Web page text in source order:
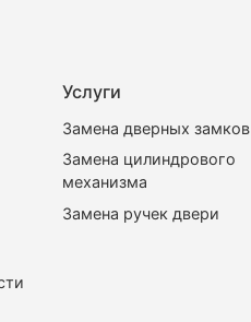
Услуги
Замена дверных замков
Замена цилиндрового
механизма
Замена ручек двери